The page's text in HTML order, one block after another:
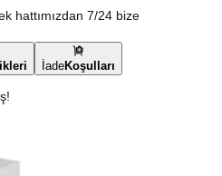
hattımızdan 7/24 bize
İadeKoşulları